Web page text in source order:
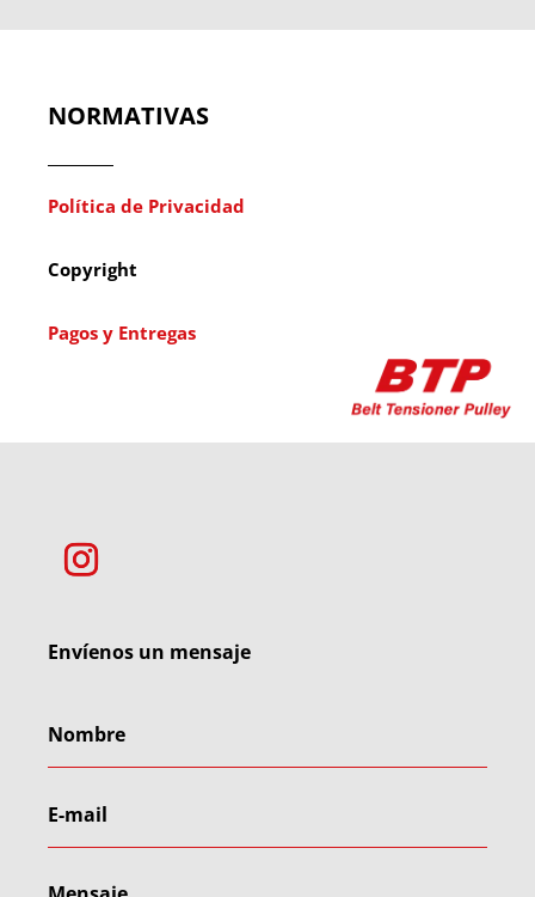
NORMATIVAS
Política de Privacidad
Copyright
Pagos y Entregas
Envíenos un mensaje